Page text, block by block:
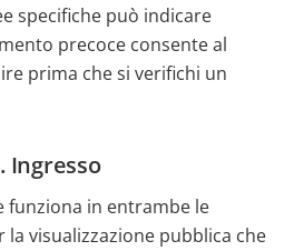
specifiche può indicare
precoce consente al
prima che si verifichi un
Ingresso
funziona in entrambe le
visualizzazione pubblica che